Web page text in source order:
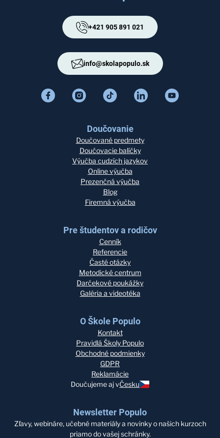
+421 905 891 021
info@skolapopulo.sk
Doučovanie
Doučované predmety
Doučovacie balíčky
Výučba cudzích jazykov
Online výučba
Prezenčná výučba
Blog
Firemná výučba
Pre študentov a rodičov
Cenník
Referencie
Časté otázky
Metodické centrum
Darčekové poukážky
Galéria a videotéka
O Škole Populo
Kontakt
Pravidlá Školy Populo
Obchodné podmienky
GDPR
Reklamácie
Doučujeme aj vČesku
Newsletter Populo
Zľavy, webináre, učebné materiály a novinky o našich kurzoch
priamo do vašej schránky.